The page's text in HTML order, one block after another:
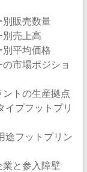
別販売数量
別売上高
別平均価格
市場ポジショ
ントの生産拠点
イプフットプリ
途フットプリン
業と参入障壁